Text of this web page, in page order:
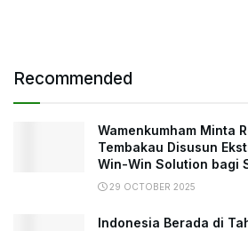
Recommended
Wamenkumham Minta
Tembakau Disusun
Win-Win Solution bagi
29 OCTOBER 2025
Indonesia Berada di